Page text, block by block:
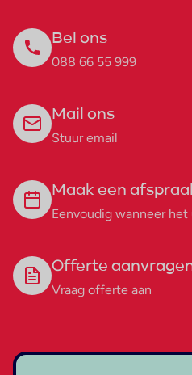
Bel ons
088 66 55 999
Mail ons
Stuur email
Maak een
Eenvoudig wanneer
Offerte
Vraag offerte aan